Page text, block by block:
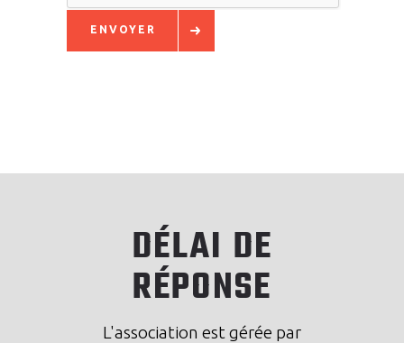
ENVOYER
DÉLAI DE
RÉPONSE
L'association est gérée par